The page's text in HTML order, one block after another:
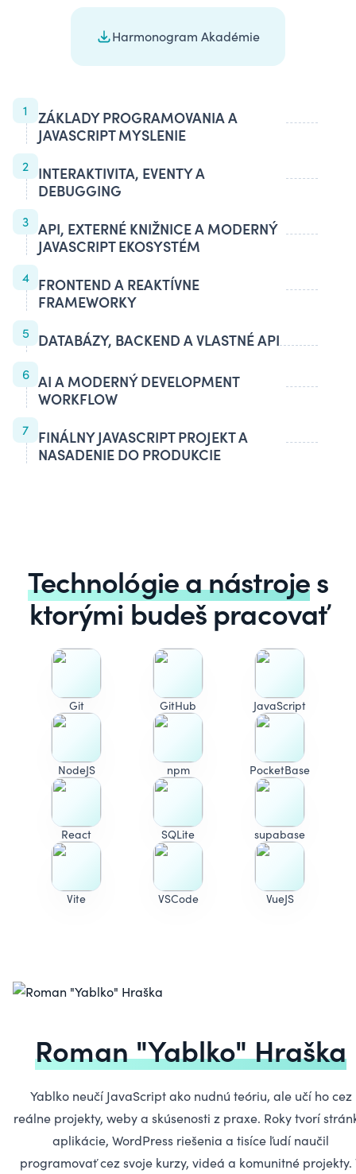
Harmonogram Akadémie
1
ZÁKLADY PROGRAMOVANIA A
JAVASCRIPT MYSLENIE
2
INTERAKTIVITA, EVENTY A
DEBUGGING
3 API, EXTERNÉ KNIŽNICE A MODERNÝ
JAVASCRIPT EKOSYSTÉM
4 FRONTEND A REAKTÍVNE
FRAMEWORKY
5 DATABÁZY, BACKEND A VLASTNÉ API
6 AI A MODERNÝ DEVELOPMENT
WORKFLOW
7
FINÁLNY JAVASCRIPT PROJEKT A
NASADENIE DO PRODUKCIE
Technológie a nástrojes
ktorými budeš pracovať
Git GitHub JavaScript
NodeJS npm PocketBase
React SQLite supabase
Vite VSCode VueJS
Roman "Yablko" Hraška
Yablko neučí JavaScript ako nudnú teóriu, ale učí ho cez
reálne projekty, weby a skúsenosti z praxe. Roky tvorí
aplikácie, WordPress riešenia a tisíce ľudí naučil
programovať cez svoje kurzy, videá a komunitné projekty.